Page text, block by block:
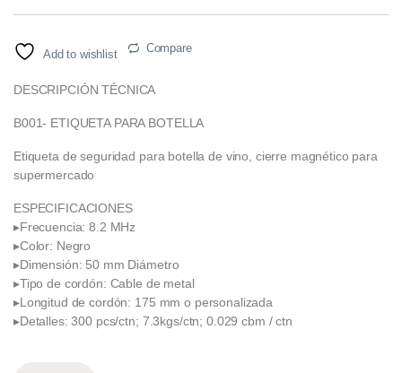
Add to wishlist Compare
DESCRIPCIÓN TÉCNICA
B001- ETIQUETA PARA BOTELLA
Etiqueta de seguridad para botella de vino, cierre magnético para
supermercado
ESPECIFICACIONES
▸Frecuencia: 8.2 MHz
▸Color: Negro
▸Dimensión: 50 mm Diámetro
▸Tipo de cordón: Cable de metal
▸Longitud de cordón: 175 mm o personalizada
▸Detalles: 300 pcs/ctn; 7.3kgs/ctn; 0.029 cbm / ctn